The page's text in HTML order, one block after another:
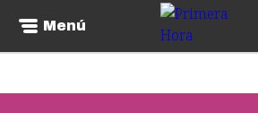
Menú